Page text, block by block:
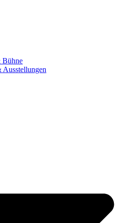
Bühne
Ausstellungen